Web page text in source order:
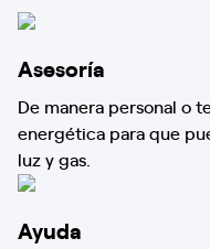
Asesoría
De manera personal o
energética para que
luz y gas.
Ayuda